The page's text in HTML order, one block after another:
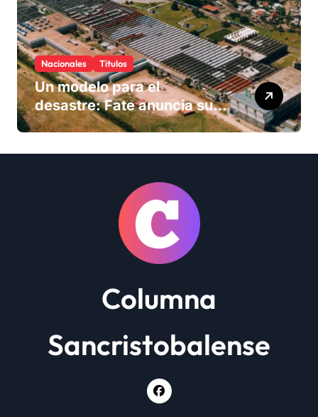
Nacionales Titulos
Un modelo para el
desastre: Fate anuncia su
cierre definitivo y despide a
Columna
Sancristobalense